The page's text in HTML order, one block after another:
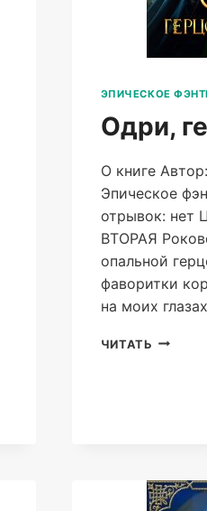
ЭПИЧЕСКОЕ
Одри,
О книге
Эпическое
отрывок: нет
ВТОРАЯ
опальной
фаворитки
на моих
ЧИТАТЬ ОДРИ,